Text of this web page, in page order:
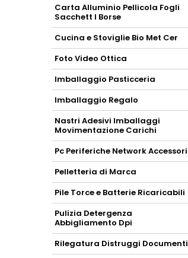
Carta Alluminio Pellicola Fogli
Sacchett I Borse
Cucina e Stoviglie Bio Met Cer
Foto Video Ottica
Imballaggio Pasticceria
Imballaggio Regalo
Nastri Adesivi Imballaggi
Movimentazione Carichi
Pc Periferiche Network Accessori
Pelletteria di Marca
Pile Torce e Batterie Ricaricabili
Pulizia Detergenza
Abbigliamento Dpi
Rilegatura Distruggi Documenti